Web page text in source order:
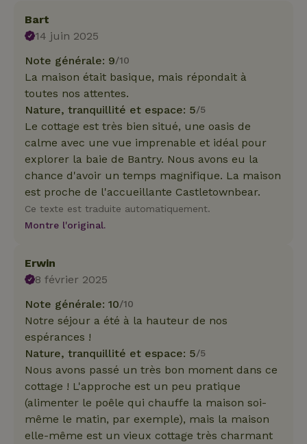
Bart
14 juin 2025
Note générale: 9/10
La maison était basique, mais répondait à
toutes nos attentes.
Nature, tranquillité et espace: 5/5
Le cottage est très bien situé, une oasis de
calme avec une vue imprenable et idéal pour
explorer la baie de Bantry. Nous avons eu la
chance d'avoir un temps magnifique. La maison
est proche de l'accueillante Castletownbear.
Ce texte est traduite automatiquement.
Montre l'original.
Erwin
8 février 2025
Note générale: 10/10
Notre séjour a été à la hauteur de nos
espérances !
Nature, tranquillité et espace: 5/5
Nous avons passé un très bon moment dans ce
cottage ! L'approche est un peu pratique
(alimenter le poêle qui chauffe la maison soi-
même le matin, par exemple), mais la maison
elle-même est un vieux cottage très charmant